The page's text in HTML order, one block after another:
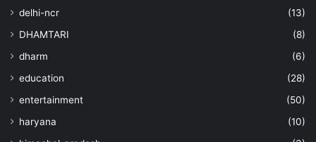
delhi-ncr
(13)
DHAMTARI
(8)
dharm
(6)
education
(28)
entertainment
(50)
haryana
(10)